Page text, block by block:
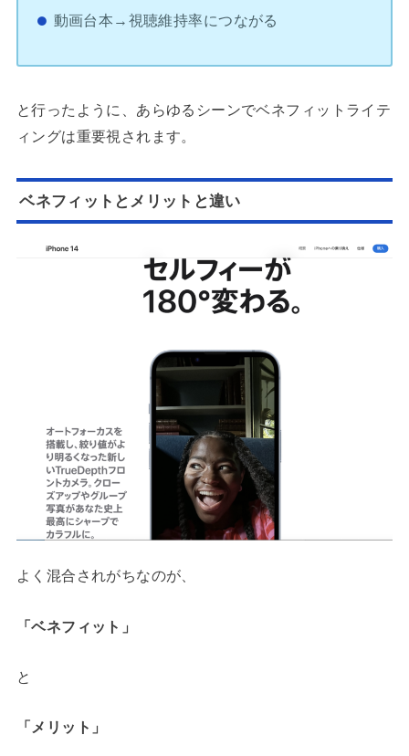
動画台本→視聴維持率につながる
と行ったように、あらゆるシーンでベネフィットライテ
ィングは重要視されます。
ベネフィットとメリットと違い
よく混合されがちなのが、
「ベネフィット」
と
「メリット」